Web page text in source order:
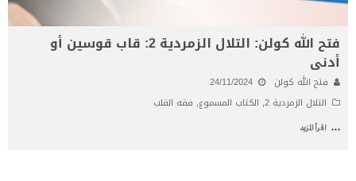
فتح الله كولن: التلال الزمردية 2: قاب قوسين أو
أدنى
فتح الله كولن
24/11/2024
التلال الزمردية 2 , الكتاب المسموع, فقه القلب
... اقرأ المزيد